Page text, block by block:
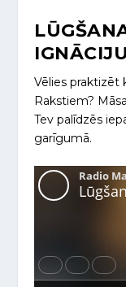
IGNĀCIJU
Vēlies praktizēt
Rakstiem?
Tev palīdzēs
garīgumā.